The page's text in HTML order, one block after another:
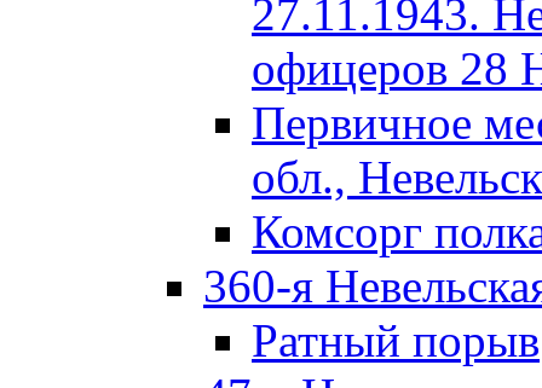
27.11.1943.
офицеров 28
Первичное
обл.,
Комсорг
360-я
Ратный порыв